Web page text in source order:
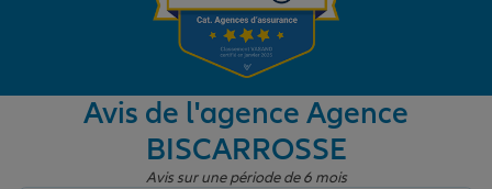
Garantie des accidents de la vie
Assurance scolaire
Avis de l'agence Agence
BISCARROSSE
Avis sur une période de 6 mois